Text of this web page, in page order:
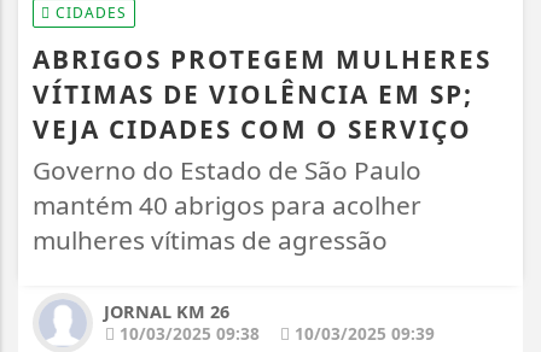
CIDADES
ABRIGOS PROTEGEM MULHERES
VÍTIMAS DE VIOLÊNCIA EM SP;
VEJA CIDADES COM O SERVIÇO
Governo do Estado de São Paulo
mantém 40 abrigos para acolher
mulheres vítimas de agressão
JORNAL KM 26
10/03/2025 09:38
10/03/2025 09:39